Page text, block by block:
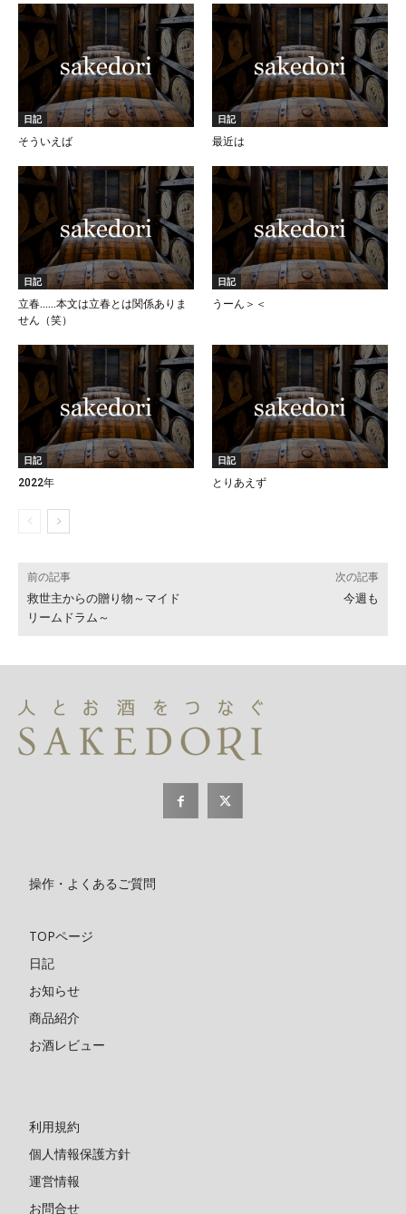
日記
そういえば
日記
最近は
日記
立春……本文は立春とは関係ありま
せん（笑）
日記
うーん＞＜
日記
2022年
日記
とりあえず
前の記事
救世主からの贈り物～マイド
リームドラム～
次の記事
今週も
操作・よくあるご質問
TOPページ
日記
お知らせ
商品紹介
お酒レビュー
利用規約
個人情報保護方針
運営情報
お問合せ